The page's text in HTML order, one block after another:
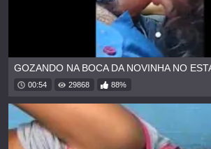
00:54 29868 88%